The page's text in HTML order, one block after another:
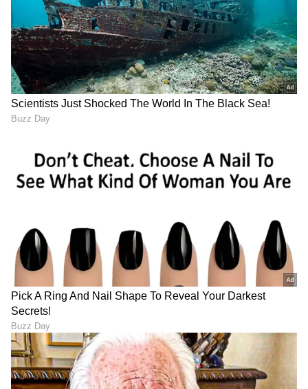
ಭಾರತದಲ್ಲಿ NMAX 155 ಟೆಕ್ ಮ್ಯಾಕ್ಸ್ ಬಿಡುಗಡೆಯಾಗುವ
ಸಾಧ್ಯತೆಗಳು ಮತ್ತಷ್ಟು ಹೆಚ್ಚಾಗಿವೆ.
LATEST VIDEOS